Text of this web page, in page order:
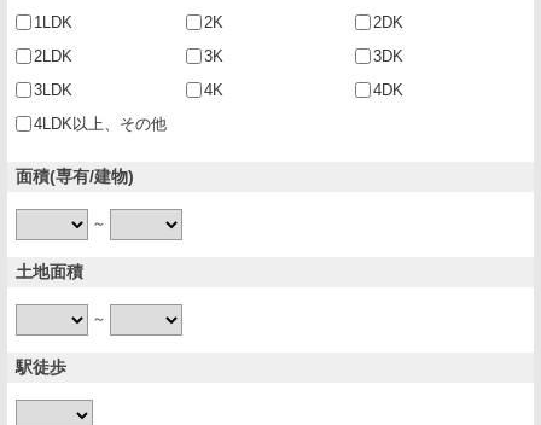
1LDK
2K
2DK
2LDK
3K
3DK
3LDK
4K
4DK
4LDK以上、その他
面積(専有/建物)
～
土地面積
～
駅徒歩